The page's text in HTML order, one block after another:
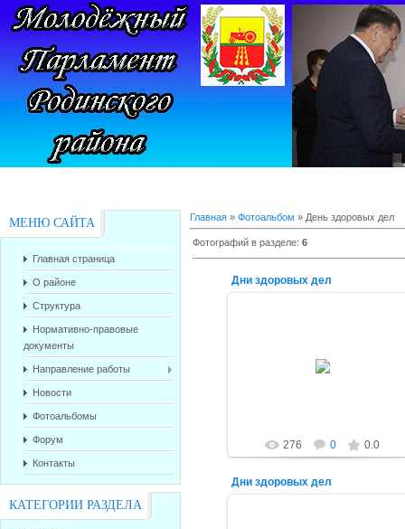
МЕНЮ САЙТА
Главная страница
О районе
Структура
Нормативно-правовые
документы
Направление работы
Новости
Фотоальбомы
Форум
Контакты
КАТЕГОРИИ РАЗДЕЛА
Главная » Фотоальбом » День здоровых дел
Фотографий в разделе: 6
Дни здоровых дел
276 0 0.0
Дни здоровых дел